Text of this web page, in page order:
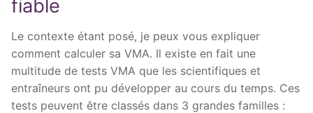
fiable
Le contexte étant posé, je peux vous expliquer
comment calculer sa VMA. Il existe en fait une
multitude de tests VMA que les scientifiques et
entraîneurs ont pu développer au cours du temps. Ces
tests peuvent être classés dans 3 grandes familles :